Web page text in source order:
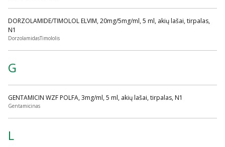
DORZOLAMIDE/TIMOLOL ELVIM, 20mg/5mg/ml, 5 ml, akių lašai, tirpalas,
N1
DorzolamidasTimololis
G
GENTAMICIN WZF POLFA, 3mg/ml, 5 ml, akių lašai, tirpalas, N1
Gentamicinas
L